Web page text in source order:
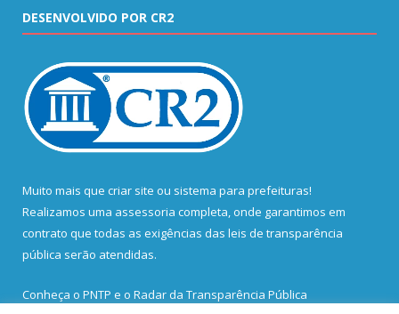
DESENVOLVIDO POR CR2
Muito mais que criar site ou sistema para prefeituras!
Realizamos uma assessoria completa, onde garantimos em
contrato que todas as exigências das leis de transparência
pública serão atendidas.
Conheça o PNTP e o Radar da Transparência Pública